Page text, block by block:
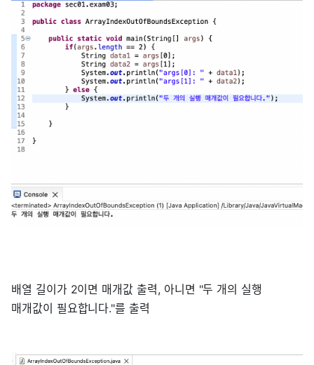
배열 길이가 2이면 매개값 출력, 아니면 "두 개의 실행
매개값이 필요합니다."를 출력